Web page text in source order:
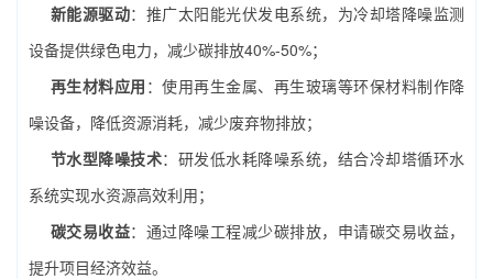
新能源驱动：推广太阳能光伏发电系统，为冷却塔降噪监测
设备提供绿色电力，减少碳排放40%-50%；
再生材料应用 ：使用再生金属、再生玻璃等环保材料制作降
噪设备，降低资源消耗，减少废弃物排放；
节水型降噪技术：研发低水耗降噪系统，结合冷却塔循环水
系统实现水资源高效利用；
碳交易收益：通过降噪工程减少碳排放，申请碳交易收益，
提升项目经济效益。